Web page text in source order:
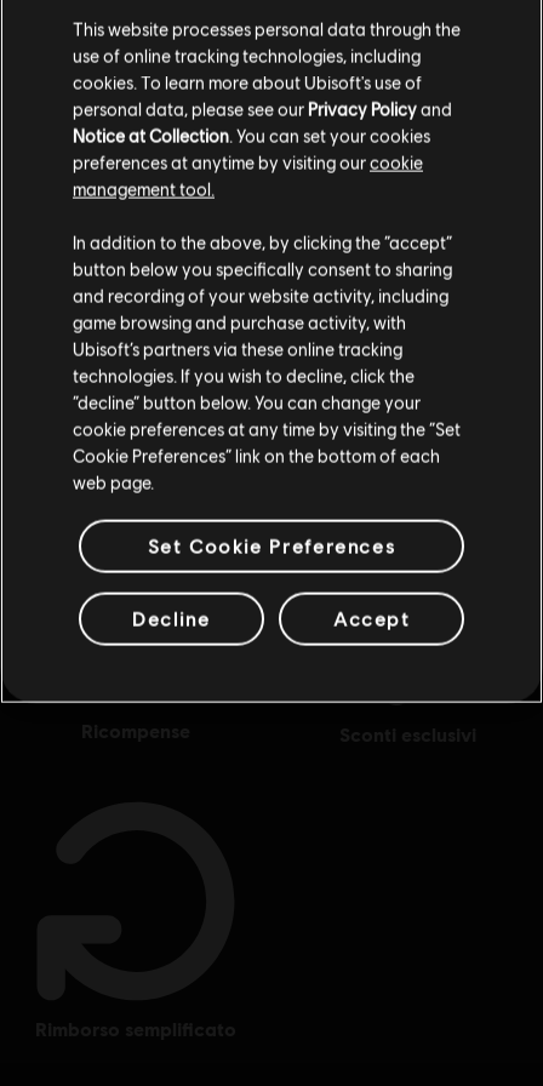
29,99 €
The Crew Motorfest
45.000 Crew Credits
Visualizzati5di5elementi
Stai cercando i videogiochi per PC più recenti? L'Ubisoft Storeè il posto che fa
per te! Goditi l'esperienza di gioco definitiva con i giochi più recenti, pass
stagionali e altri contenuti aggiuntivi direttamente dall'Ubisoft Store. Grazie a
promozioni regolari eofferte speciali,puoi goderti i videogiochi dei migliori franc
Vai al tuo store locale in modo da poter fare
acquisti.
Rimani sullo store attuale
Portami allo store locale
This website processes personal data through the
use of online tracking technologies, including
cookies. To learn more about Ubisoft's use of
personal data, please see our Privacy Policyand
Notice at Collection . You can set your cookies
preferences at anytime by visiting ourcookie
management tool.
In addition to the above, by clicking the “accept”
button below you specifically consent to sharing
and recording of your website activity, including
game browsing and purchase activity, with
Ubisoft’s partners via these online tracking
technologies. If you wish to decline, click the
“decline” button below. You can change your
cookie preferences at any time by visiting the “Set
Cookie Preferences” link on the bottom of each
web page.
Set Cookie Preferences
Decline Accept